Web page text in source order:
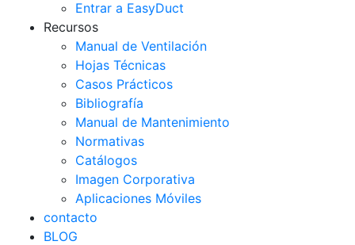
Entrar a EasyDuct
Recursos
Manual de Ventilación
Hojas Técnicas
Casos Prácticos
Bibliografía
Manual de Mantenimiento
Normativas
Catálogos
Imagen Corporativa
Aplicaciones Móviles
contacto
BLOG